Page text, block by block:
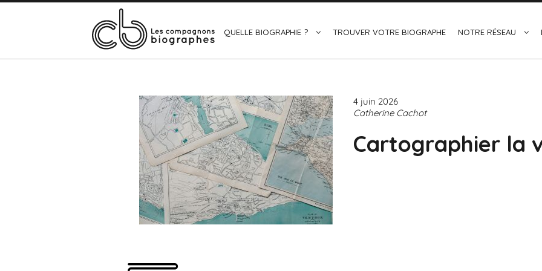
QUELLE BIOGRAPHIE ? TROUVER VOTRE BIOGRAPHE NOTRE RÉSEAU
4 juin 2026
Catherine Cachot
Cartographier la